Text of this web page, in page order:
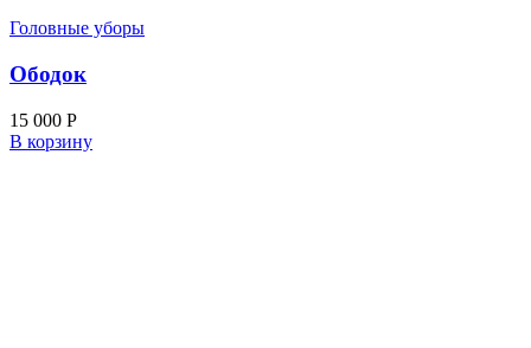
Головные уборы
Ободок
15 000 Р
В корзину